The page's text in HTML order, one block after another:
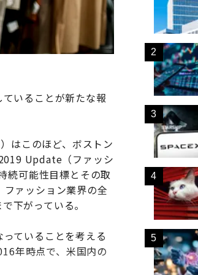
いることが新たな報
はこのほど、ボストン
Update（ファッシ
続可能性目標とその取
ァッション業界の全
下がっている。
ていることを考える
年時点で、米国内の